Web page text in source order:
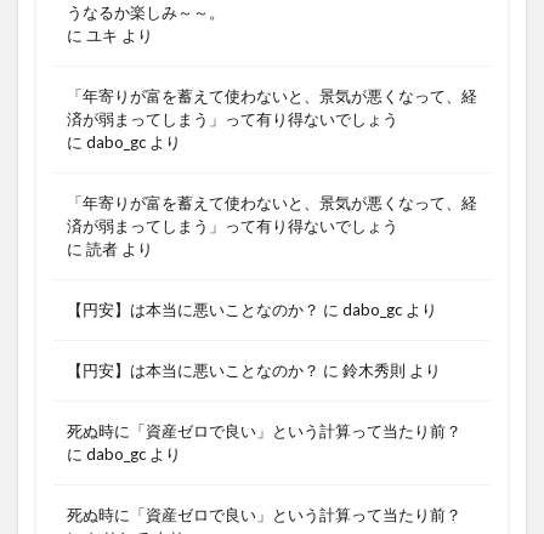
うなるか楽しみ～～。
に ユキ より
「年寄りが富を蓄えて使わないと、景気が悪くなって、経
済が弱まってしまう」って有り得ないでしょう
に dabo_gc より
「年寄りが富を蓄えて使わないと、景気が悪くなって、経
済が弱まってしまう」って有り得ないでしょう
に 読者 より
【円安】は本当に悪いことなのか？ に dabo_gc より
【円安】は本当に悪いことなのか？ に 鈴木秀則 より
死ぬ時に「資産ゼロで良い」という計算って当たり前？
に dabo_gc より
死ぬ時に「資産ゼロで良い」という計算って当たり前？